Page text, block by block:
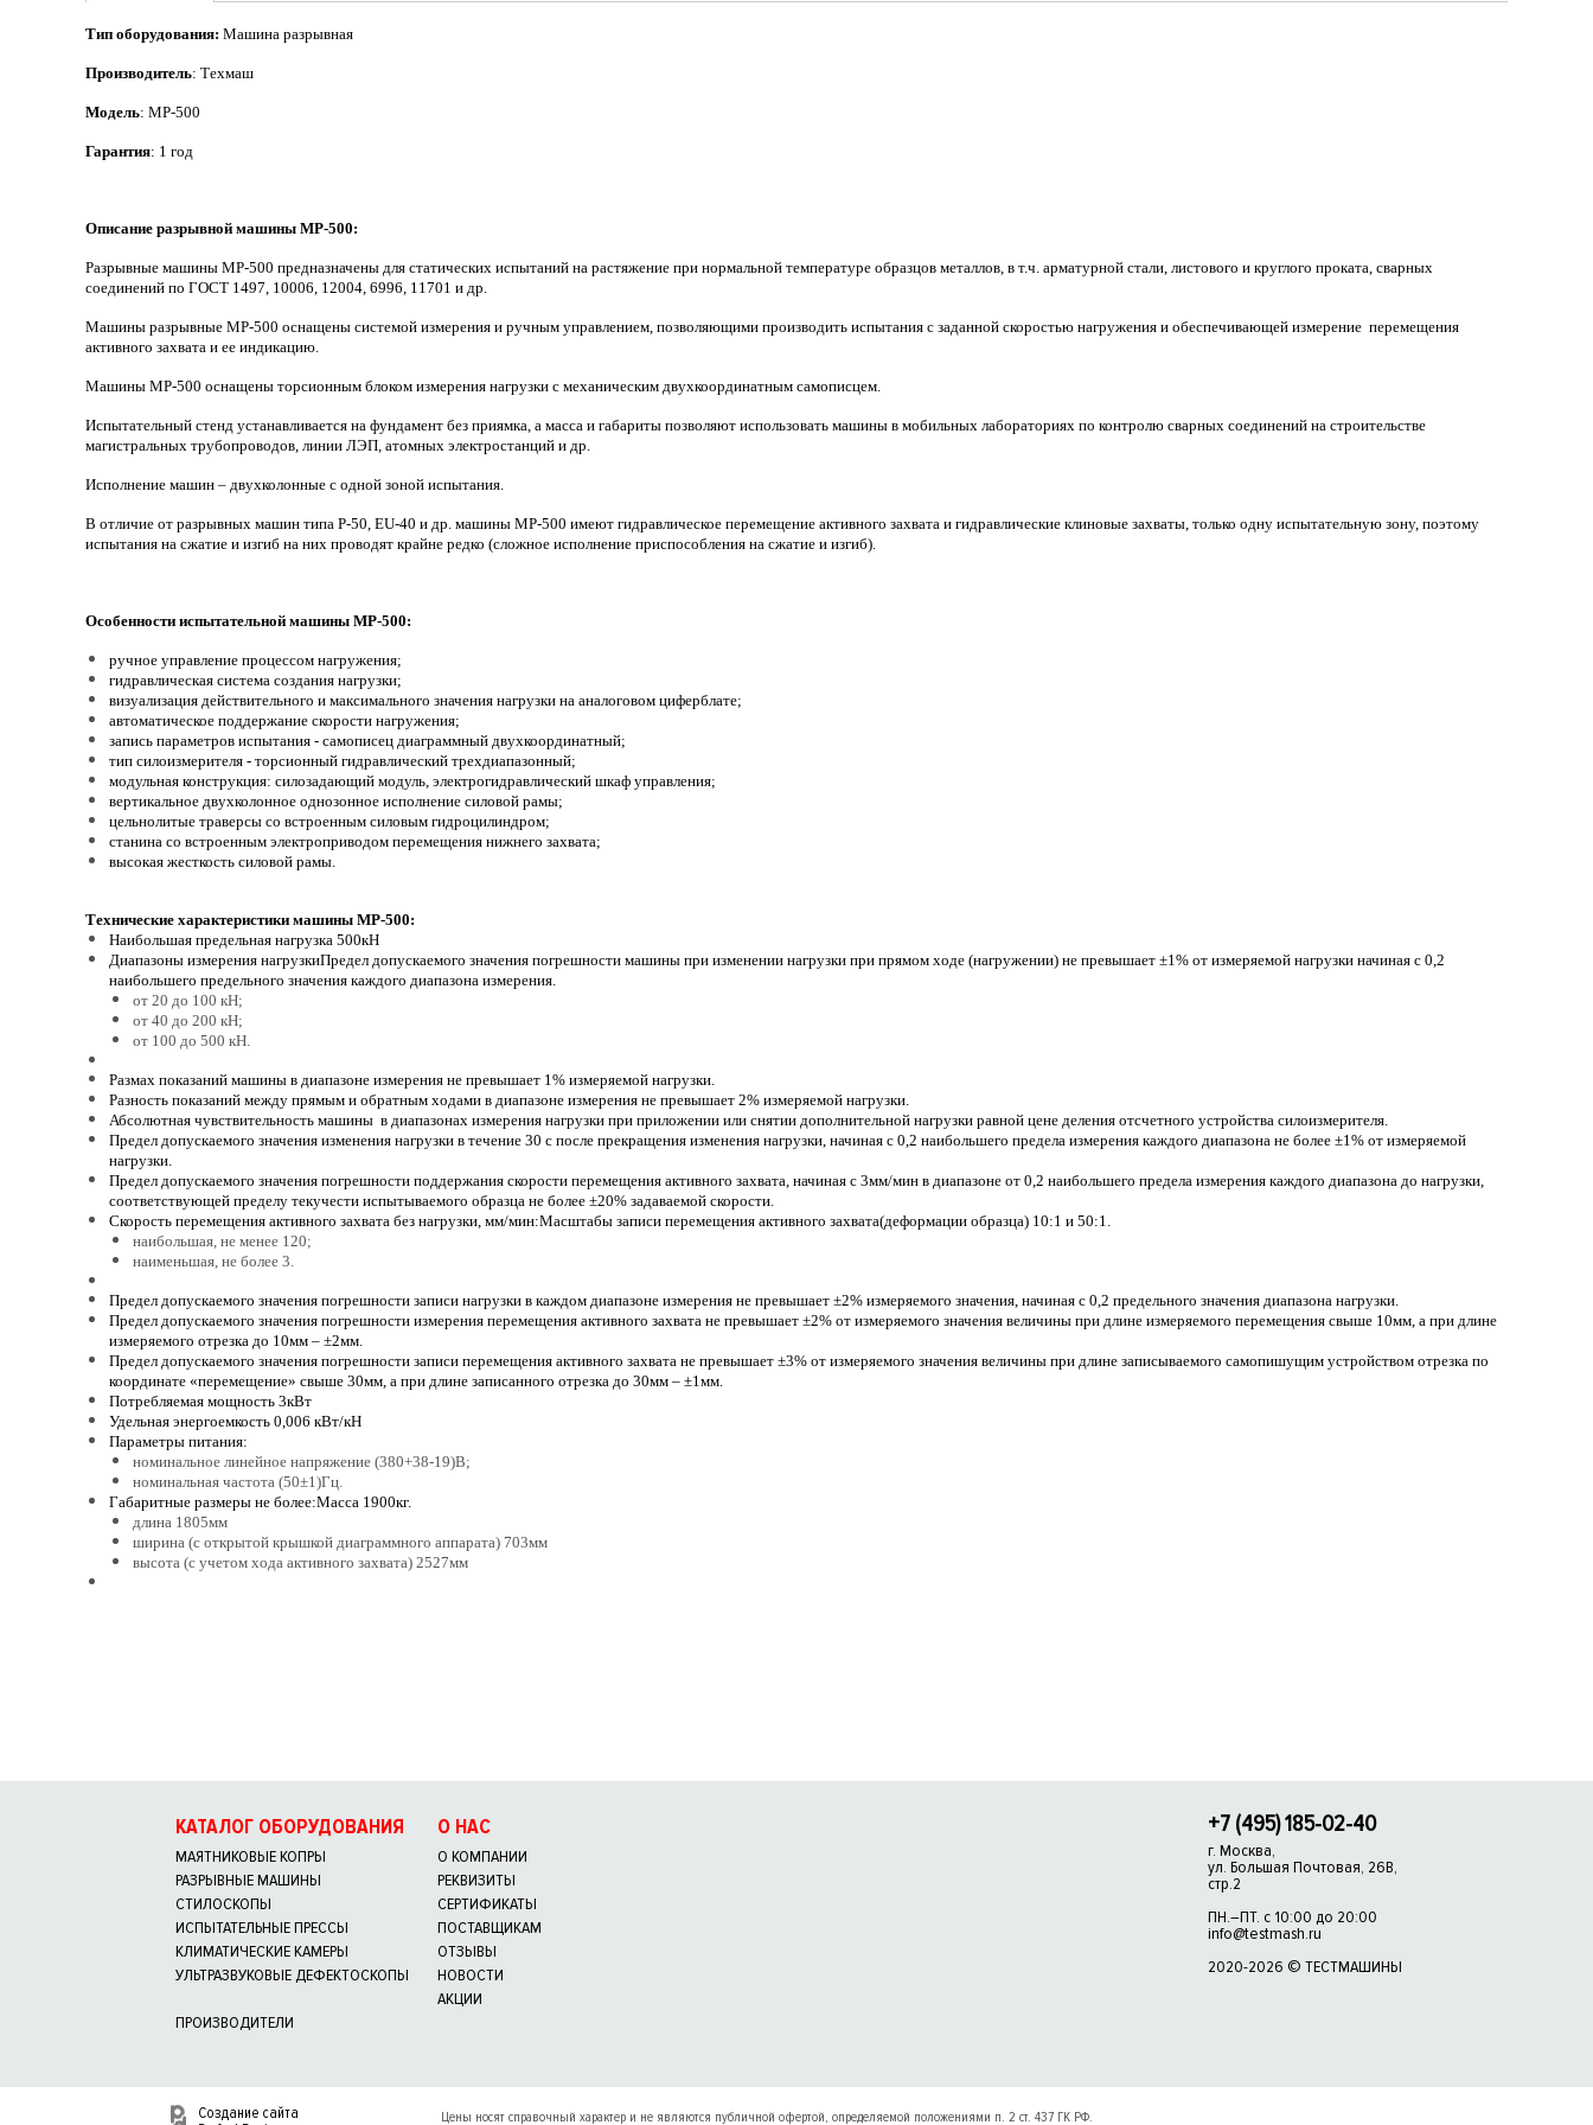
Тип оборудования: Машина разрывная
Производитель: Техмаш
Модель: МР-500
Гарантия: 1 год
Описание разрывной машины МР-500:
Разрывные машины МР-500 предназначены для статических испытаний на растяжение при нормальной температуре образцов металлов, в т.ч. арматурной стали, листового и круглого проката, сварных
соединений по ГОСТ 1497, 10006, 12004, 6996, 11701 и др.
Машины разрывные МР-500 оснащены системой измерения и ручным управлением, позволяющими производить испытания с заданной скоростью нагружения и обеспечивающей измерение перемещения
активного захвата и ее индикацию.
Машины МР-500 оснащены торсионным блоком измерения нагрузки с механическим двухкоординатным самописцем.
Испытательный стенд устанавливается на фундамент без приямка, а масса и габариты позволяют использовать машины в мобильных лабораториях по контролю сварных соединений на строительстве
магистральных трубопроводов, линии ЛЭП, атомных электростанций и др.
Исполнение машин – двухколонные с одной зоной испытания.
В отличие от разрывных машин типа Р-50, EU-40 и др. машины МР-500 имеют гидравлическое перемещение активного захвата и гидравлические клиновые захваты, только одну испытательную зону, поэтому
испытания на сжатие и изгиб на них проводят крайне редко (сложное исполнение приспособления на сжатие и изгиб).
Особенности испытательной машины МР-500:
ручное управление процессом нагружения;
гидравлическая система создания нагрузки;
визуализация действительного и максимального значения нагрузки на аналоговом циферблате;
автоматическое поддержание скорости нагружения;
запись параметров испытания - самописец диаграммный двухкоординатный;
тип силоизмерителя - торсионный гидравлический трехдиапазонный;
модульная конструкция: силозадающий модуль, электрогидравлический шкаф управления;
вертикальное двухколонное однозонное исполнение силовой рамы;
цельнолитые траверсы со встроенным силовым гидроцилиндром;
станина со встроенным электроприводом перемещения нижнего захвата;
высокая жесткость силовой рамы.
Технические характеристики машины МР-500:
Наибольшая предельная нагрузка 500кН
Диапазоны измерения нагрузкиПредел допускаемого значения погрешности машины при изменении нагрузки при прямом ходе (нагружении) не превышает ±1% от измеряемой нагрузки начиная с 0,2
наибольшего предельного значения каждого диапазона измерения.
от 20 до 100 кН;
от 40 до 200 кН;
от 100 до 500 кН.
Размах показаний машины в диапазоне измерения не превышает 1% измеряемой нагрузки.
Разность показаний между прямым и обратным ходами в диапазоне измерения не превышает 2% измеряемой нагрузки.
Абсолютная чувствительность машины в диапазонах измерения нагрузки при приложении или снятии дополнительной нагрузки равной цене деления отсчетного устройства силоизмерителя.
Предел допускаемого значения изменения нагрузки в течение 30 с после прекращения изменения нагрузки, начиная с 0,2 наибольшего предела измерения каждого диапазона не более ±1% от измеряемой
нагрузки.
Предел допускаемого значения погрешности поддержания скорости перемещения активного захвата, начиная с 3мм/мин в диапазоне от 0,2 наибольшего предела измерения каждого диапазона до нагрузки,
соответствующей пределу текучести испытываемого образца не более ±20% задаваемой скорости.
Скорость перемещения активного захвата без нагрузки, мм/мин:Масштабы записи перемещения активного захвата(деформации образца) 10:1 и 50:1.
наибольшая, не менее 120;
наименьшая, не более 3.
Предел допускаемого значения погрешности записи нагрузки в каждом диапазоне измерения не превышает ±2% измеряемого значения, начиная с 0,2 предельного значения диапазона нагрузки.
Предел допускаемого значения погрешности измерения перемещения активного захвата не превышает ±2% от измеряемого значения величины при длине измеряемого перемещения свыше 10мм, а при длине
измеряемого отрезка до 10мм – ±2мм.
Предел допускаемого значения погрешности записи перемещения активного захвата не превышает ±3% от измеряемого значения величины при длине записываемого самопишущим устройством отрезка по
координате «перемещение» свыше 30мм, а при длине записанного отрезка до 30мм – ±1мм.
Потребляемая мощность 3кВт
Удельная энергоемкость 0,006 кВт/кН
Параметры питания:
номинальное линейное напряжение (380+38-19)В;
номинальная частота (50±1)Гц.
Габаритные размеры не более:Масса 1900кг.
длина 1805мм
ширина (с открытой крышкой диаграммного аппарата) 703мм
высота (с учетом хода активного захвата) 2527мм
КАТАЛОГ ОБОРУДОВАНИЯ
МАЯТНИКОВЫЕ КОПРЫ
РАЗРЫВНЫЕ МАШИНЫ
СТИЛОСКОПЫ
ИСПЫТАТЕЛЬНЫЕ ПРЕССЫ
КЛИМАТИЧЕСКИЕ КАМЕРЫ
УЛЬТРАЗВУКОВЫЕ ДЕФЕКТОСКОПЫ
ПРОИЗВОДИТЕЛИ
О НАС
О КОМПАНИИ
РЕКВИЗИТЫ
СЕРТИФИКАТЫ
ПОСТАВЩИКАМ
ОТЗЫВЫ
НОВОСТИ
АКЦИИ
+7 (495) 185-02-40
г. Москва,
ул. Большая Почтовая, 26В,
стр.2
ПН.–ПТ. с 10:00 до 20:00
info@testmash.ru
2020-2026 © ТЕСТМАШИНЫ
Создание сайта
Цены носят справочный характер и не являются публичной офертой, определяемой положениями п. 2 ст. 437 ГК РФ.